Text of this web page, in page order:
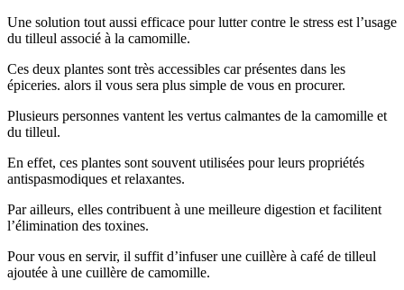
Une solution tout aussi efficace pour lutter contre le stress est l’usage
du tilleul associé à la camomille.
Ces deux plantes sont très accessibles car présentes dans les
épiceries. alors il vous sera plus simple de vous en procurer.
Plusieurs personnes vantent les vertus calmantes de la camomille et
du tilleul.
En effet, ces plantes sont souvent utilisées pour leurs propriétés
antispasmodiques et relaxantes.
Par ailleurs, elles contribuent à une meilleure digestion et facilitent
l’élimination des toxines.
Pour vous en servir, il suffit d’infuser une cuillère à café de tilleul
ajoutée à une cuillère de camomille.